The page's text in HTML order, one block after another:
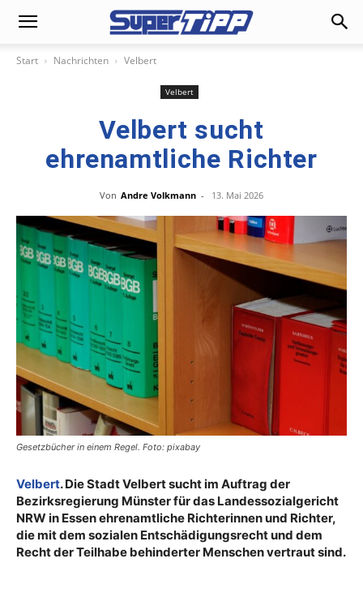
Start Nachrichten Velbert
Velbert
Velbert sucht
ehrenamtliche Richter
Von Andre Volkmann - 13. Mai 2026
Gesetzbücher in einem Regel. Foto: pixabay
Velbert. Die Stadt Velbert sucht im Auftrag der
Bezirksregierung Münster für das Landessozialgericht
NRW in Essen ehrenamtliche Richterinnen und Richter,
die mit dem sozialen Entschädigungsrecht und dem
Recht der Teilhabe behinderter Menschen vertraut sind.